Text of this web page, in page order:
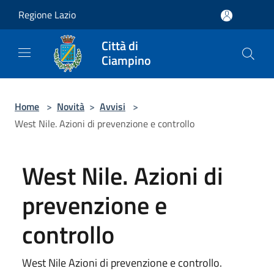
Regione Lazio
Città di
Ciampino
Home > Novità > Avvisi >
West Nile. Azioni di prevenzione e controllo
West Nile. Azioni di
prevenzione e
controllo
West Nile Azioni di prevenzione e controllo.